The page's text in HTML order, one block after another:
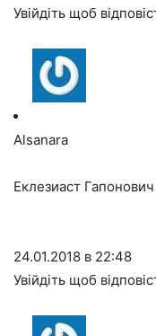
Увійдіть щоб
Alsanara
Еклезиаст
24.01.2018 в 22:48
Увійдіть щоб